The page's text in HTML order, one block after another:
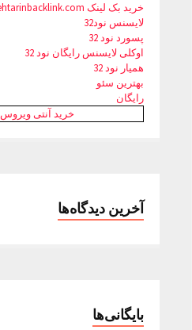
خرید بک لینک behtarinbacklink.com
لایسنس نود32
پسورد نود 32
اوکلی لایسنس رایگان نود 32
همیار نود 32
بهترین سئو
رایگان
خرید آنتی ویروس Kaspersky
آخرین دیدگاه‌ها
بایگانی‌ها